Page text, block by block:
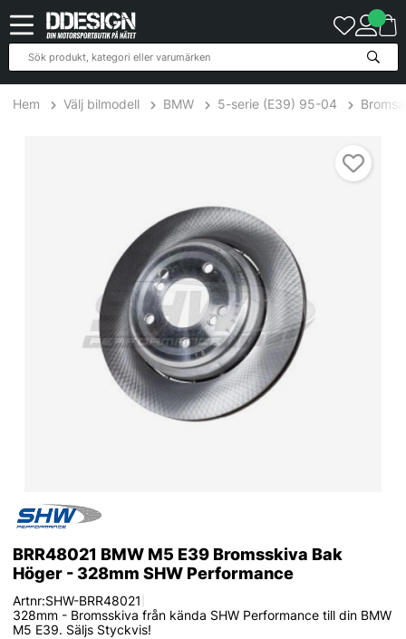
Hem Välj bilmodell BMW 5-serie (E39) 95-04
BRR48021 BMW M5 E39 Bromsskiva Bak
Höger - 328mm SHW Performance
Artnr:SHW-BRR48021
328mm - Bromsskiva från kända SHW Performance till din BMW
M5 E39. Säljs Styckvis!